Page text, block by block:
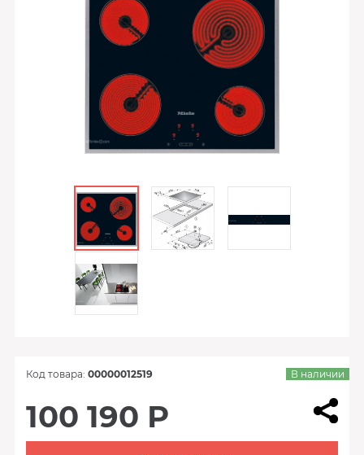
Код товара: 00000012519 В наличии
100 190 Р